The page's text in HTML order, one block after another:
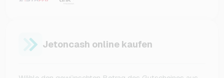
Jetoncash online kaufen